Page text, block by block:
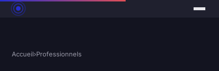
Accueil›Professionnels